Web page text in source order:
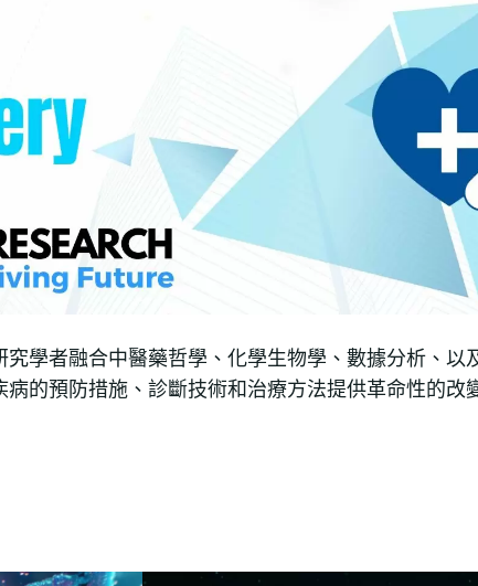
學者融合中醫藥哲學、化學生物學、數據分析、以
的預防措施、診斷技術和治療方法提供革命性的改